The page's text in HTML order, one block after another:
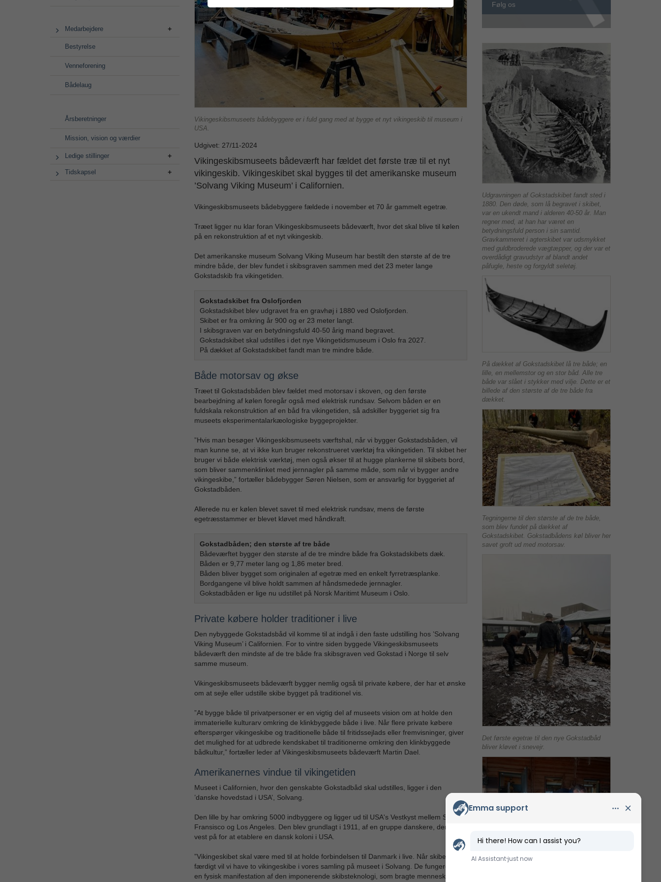
Medarbejdere
Bestyrelse
Venneforening
Bådelaug
Årsberetninger
Mission, vision og værdier
Ledige stillinger
Tidskapsel
Vikingeskibsmuseets bådebyggere er i fuld gang med at bygge et nyt vikingeskib til museum i
USA.
Udgivet: 27/11-2024
Vikingeskibsmuseets bådeværft har fældet det første træ til et nyt
vikingeskib. Vikingeskibet skal bygges til det amerikanske museum
’Solvang Viking Museum’ i Californien.
Vikingeskibsmuseets bådebyggere fældede i november et 70 år gammelt egetræ.
Træet ligger nu klar foran Vikingeskibsmuseets bådeværft, hvor det skal blive til kølen
på en rekonstruktion af et nyt vikingeskib.
Det amerikanske museum Solvang Viking Museum har bestilt den største af de tre
mindre både, der blev fundet i skibsgraven sammen med det 23 meter lange
Gokstadskib fra vikingetiden.
Gokstadskibet fra Oslofjorden
Gokstadskibet blev udgravet fra en gravhøj i 1880 ved Oslofjorden.
Skibet er fra omkring år 900 og er 23 meter langt.
I skibsgraven var en betydningsfuld 40-50 årig mand begravet.
Gokstadskibet skal udstilles i det nye Vikingetidsmuseum i Oslo fra 2027.
På dækket af Gokstadskibet fandt man tre mindre både.
Både motorsav og økse
Træet til Gokstadsbåden blev fældet med motorsav i skoven, og den første
bearbejdning af kølen foregår også med elektrisk rundsav. Selvom båden er en
fuldskala rekonstruktion af en båd fra vikingetiden, så adskiller byggeriet sig fra
museets eksperimentalarkæologiske byggeprojekter.
”Hvis man besøger Vikingeskibsmuseets værftshal, når vi bygger Gokstadsbåden, vil
man kunne se, at vi ikke kun bruger rekonstrueret værktøj fra vikingetiden. Til skibet her
bruger vi både elektrisk værktøj, men også økser til at hugge plankerne til skibets bord,
som bliver sammenklinket med jernnagler på samme måde, som når vi bygger andre
vikingeskibe,” fortæller bådebygger Søren Nielsen, som er ansvarlig for byggeriet af
Gokstadbåden.
Allerede nu er kølen blevet savet til med elektrisk rundsav, mens de første
egetræsstammer er blevet kløvet med håndkraft.
Gokstadbåden; den største af tre både
Bådeværftet bygger den største af de tre mindre både fra Gokstadskibets dæk.
Båden er 9,77 meter lang og 1,86 meter bred.
Båden bliver bygget som originalen af egetræ med en enkelt fyrretræsplanke.
Bordgangene vil blive holdt sammen af håndsmedede jernnagler.
Gokstadbåden er lige nu udstillet på Norsk Maritimt Museum i Oslo.
Private købere holder traditioner i live
Den nybyggede Gokstadsbåd vil komme til at indgå i den faste udstilling hos ’Solvang
Viking Museum’ i Californien. For to vintre siden byggede Vikingeskibsmuseets
bådeværft den mindste af de tre både fra skibsgraven ved Gokstad i Norge til selv
samme museum.
Vikingeskibsmuseets bådeværft bygger nemlig også til private købere, der har et ønske
om at sejle eller udstille skibe bygget på traditionel vis.
”At bygge både til privatpersoner er en vigtig del af museets vision om at holde den
immaterielle kulturarv omkring de klinkbyggede både i live. Når flere private købere
efterspørger vikingeskibe og traditionelle både til fritidssejlads eller fremvisninger, giver
det mulighed for at udbrede kendskabet til traditionerne omkring den klinkbyggede
bådkultur,” fortæller leder af Vikingeskibsmuseets bådeværft Martin Dael.
Amerikanernes vindue til vikingetiden
Museet i Californien, hvor den genskabte Gokstadbåd skal udstilles, ligger i den
’danske hovedstad i USA’, Solvang.
Den lille by har omkring 5000 indbyggere og ligger ud til USA's Vestkyst mellem San
Fransisco og Los Angeles. Den blev grundlagt i 1911, af en gruppe danskere, der rejste
vest på for at etablere en dansk koloni i USA.
”Vikingeskibet skal være med til at holde forbindelsen til Danmark i live. Når skibet er
færdigt vil vi have to vikingeskibe i vores samling på museet i Solvang. De fungerer som
en fysisk manifestation af den imponerende skibsteknologi, som bragte mennesker i
Følg os
Udgravningen af Gokstadskibet fandt sted i
1880. Den døde, som lå begravet i skibet,
var en ukendt mand i alderen 40-50 år. Man
regner med, at han har været en
betydningsfuld person i sin samtid.
Gravkammeret i agterskibet var udsmykket
med guldbroderede vægtæpper, og der var et
overdådigt gravudstyr af blandt andet
påfugle, heste og forgyldt seletøj.
På dækket af Gokstadskibet lå tre både; en
lille, en mellemstor og en stor båd. Alle tre
både var slået i stykker med vilje. Dette er et
billede af den største af de tre både fra
dækket.
Tegningerne til den største af de tre både,
som blev fundet på dækket af
Gokstadskibet. Gokstadbådens køl bliver her
savet groft ud med motorsav.
Det første egetræ til den nye Gokstadbåd
bliver kløvet i snevejr.